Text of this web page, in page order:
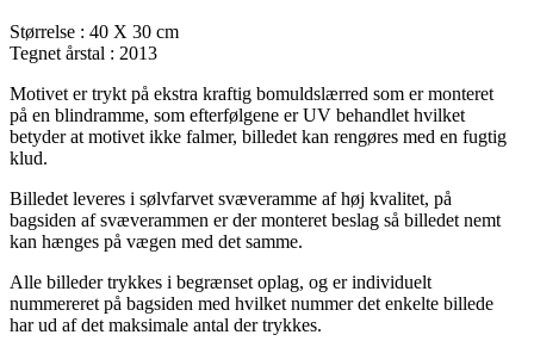
Størrelse : 40 X 30 cm
Tegnet årstal : 2013
Motivet er trykt på ekstra kraftig bomuldslærred som er monteret
på en blindramme, som efterfølgene er UV behandlet hvilket
betyder at motivet ikke falmer, billedet kan rengøres med en fugtig
klud.
Billedet leveres i sølvfarvet svæveramme af høj kvalitet, på
bagsiden af svæverammen er der monteret beslag så billedet nemt
kan hænges på vægen med det samme.
Alle billeder trykkes i begrænset oplag, og er individuelt
nummereret på bagsiden med hvilket nummer det enkelte billede
har ud af det maksimale antal der trykkes.